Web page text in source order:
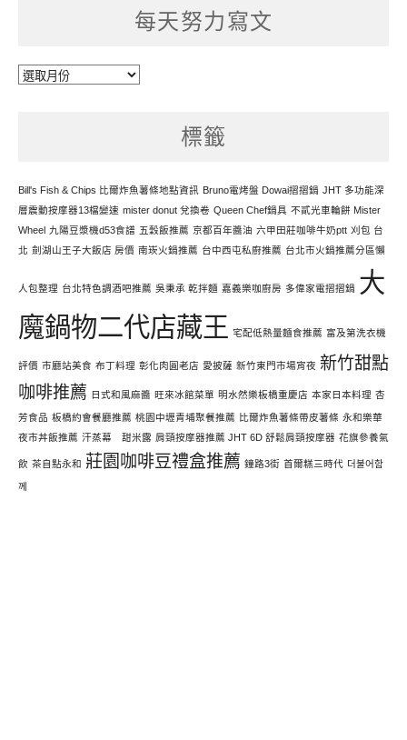
每天努力寫文
每
標籤
Bill's Fish & Chips 比爾炸魚薯條地點資訊 Bruno電烤盤 Dowai摺摺鍋 JHT 多功能深
層震動按摩器13檔變速 mister donut 兌換卷 Queen Chef鍋具 不貳光車輪餅 Mister
Wheel 九陽豆漿機d53食譜 五穀飯推薦 京都百年醬油 六甲田莊咖啡牛奶ptt 刈包 台
北 劍湖山王子大飯店 房價 南崁火鍋推薦 台中西屯私廚推薦 台北市火鍋推薦分區懶
人包整理 台北特色調酒吧推薦 吳秉承 乾拌麵 嘉義樂咖廚房 多偉家電摺摺鍋 大
魔鍋物二代店藏王 宅配低熱量麵食推薦 富及第洗衣機
評價 市廳站美食 布丁料理 彰化肉圓老店 愛披薩 新竹東門市場宵夜 新竹甜點
咖啡推薦 日式和風麻醬 旺來冰館菜單 明水然樂板橋重慶店 本家日本料理 杏
芳食品 板橋約會餐廳推薦 桃園中壢青埔聚餐推薦 比爾炸魚薯條帶皮薯條 永和樂華
夜市丼飯推薦 汗蒸幕 甜米露 肩頸按摩器推薦 JHT 6D 舒鬆肩頸按摩器 花旗參養氣
飲 茶自點永和 莊園咖啡豆禮盒推薦 鐘路3街 首爾糕三時代 더불어함
께